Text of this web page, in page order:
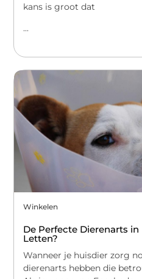
kans is groot dat
...
Winkelen
De Perfecte Dierenarts in
Letten?
Wanneer je huisdier zorg
dierenarts hebben die